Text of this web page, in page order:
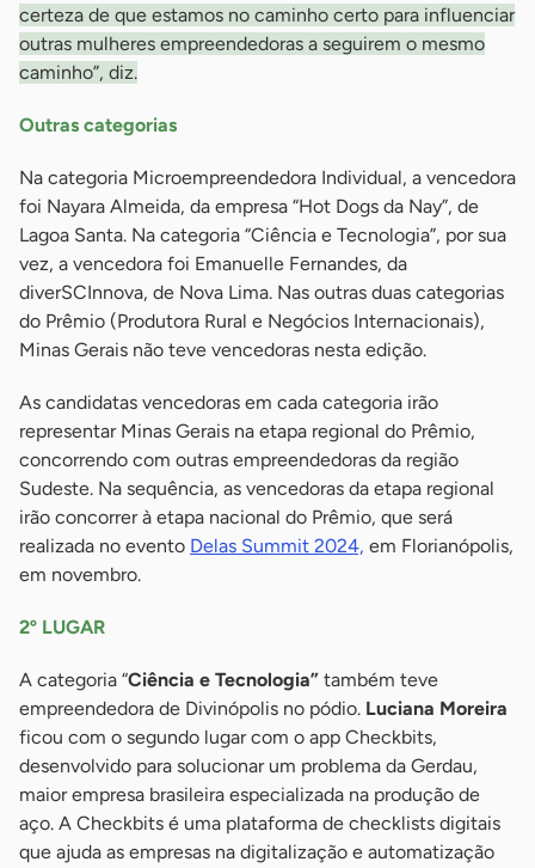
certeza de que estamos no caminho certo para influenciar
outras mulheres empreendedoras a seguirem o mesmo
caminho”, diz.
Outras categorias
Na categoria Microempreendedora Individual, a vencedora
foi Nayara Almeida, da empresa “Hot Dogs da Nay”, de
Lagoa Santa. Na categoria “Ciência e Tecnologia”, por sua
vez, a vencedora foi Emanuelle Fernandes, da
diverSCInnova, de Nova Lima. Nas outras duas categorias
do Prêmio (Produtora Rural e Negócios Internacionais),
Minas Gerais não teve vencedoras nesta edição.
As candidatas vencedoras em cada categoria irão
representar Minas Gerais na etapa regional do Prêmio,
concorrendo com outras empreendedoras da região
Sudeste. Na sequência, as vencedoras da etapa regional
irão concorrer à etapa nacional do Prêmio, que será
realizada no evento Delas Summit 2024, em Florianópolis,
em novembro.
2º LUGAR
A categoria “Ciência e Tecnologia” também teve
empreendedora de Divinópolis no pódio. Luciana Moreira
ficou com o segundo lugar com o app Checkbits,
desenvolvido para solucionar um problema da Gerdau,
maior empresa brasileira especializada na produção de
aço. A Checkbits é uma plataforma de checklists digitais
que ajuda as empresas na digitalização e automatização